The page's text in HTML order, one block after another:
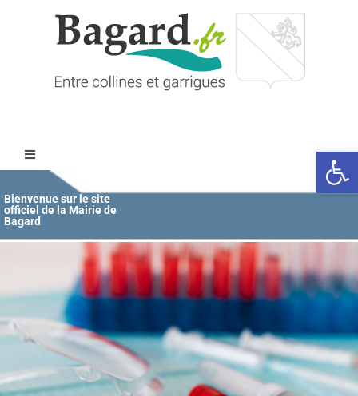
Ouvrir
Toggle
Navigation
Accueil
ÉDUCATION / JEUNESSE
VIE COMMUNALE
Bienvenue sur le site
officiel de la Mairie de
Bagard